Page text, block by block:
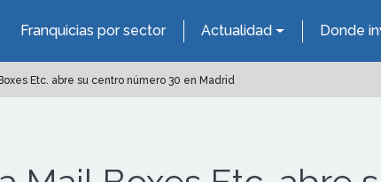
Franquicias por sector Actualidad Donde
Etc. abre su centro número 30 en Madrid